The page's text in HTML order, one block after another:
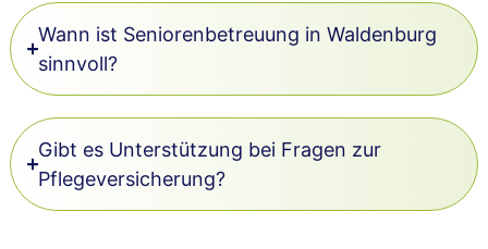
Wann ist Seniorenbetreuung in Waldenburg
sinnvoll?
Gibt es Unterstützung bei Fragen zur
Pflegeversicherung?